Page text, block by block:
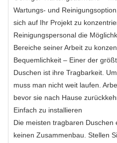
Wartungs- und
sich auf Ihr Projekt zu
Reinigungspersonal die
Bereiche seiner Arbeit zu
Bequemlichkeit – Einer der
Duschen ist ihre Tragbarkeit.
muss man nicht weit laufen.
bevor sie nach Hause
Einfach zu installieren
Die meisten tragbaren Duschen
keinen Zusammenbau. Stellen